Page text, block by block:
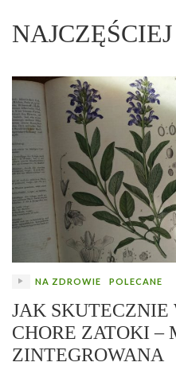
NA ZDROWIE POLECANE
JAK
CHORE ZATOKI –
ZINTEGROWANA